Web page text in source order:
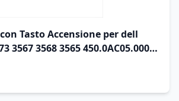
Tasto Accensione per dell
3567 3568 3565 450.0AC05.0002
Cavo